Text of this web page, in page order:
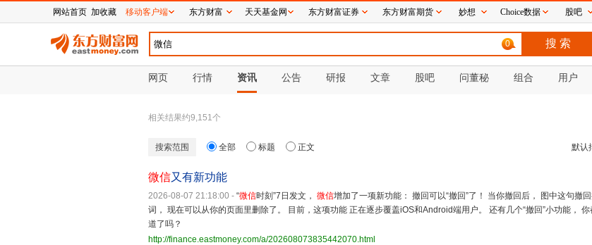
0
网页 行情 资讯 公告 研报 文章 股吧 问董秘 组合 用户
相关结果约9,151个
搜索范围 全部 标题 正文 默认
微信又有新功能
2026-08-07 21:18:00 - “微信时刻”7日发文， 微信增加了一项新功能： 撤回可以“撤回”了！ 当你撤回后， 图中这句撤
词， 现在可以从你的页面里删除了。 目前，这项功能 正在逐步覆盖iOS和Android端用户。 还有几个“撤回”小功能， 你
道了吗？
http://finance.eastmoney.com/a/202608073835442070.html
网站首页 加收藏 移动客户端 东方财富 天天基金网 东方财富证券 东方财富期货 妙想 Choice数据 股吧